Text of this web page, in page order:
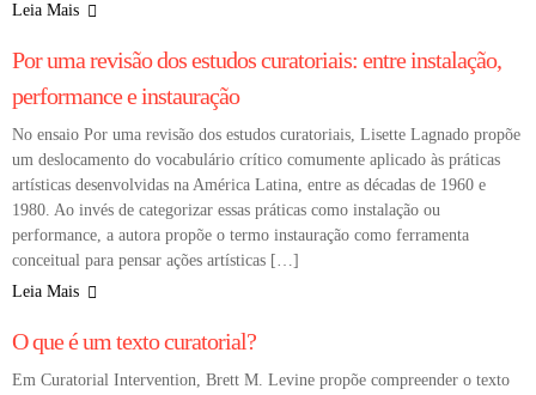
Leia Mais
COLUNA
Por uma revisão dos estudos curatoriais: entre instalação,
performance e instauração
No ensaio Por uma revisão dos estudos curatoriais, Lisette Lagnado propõe
um deslocamento do vocabulário crítico comumente aplicado às práticas
artísticas desenvolvidas na América Latina, entre as décadas de 1960 e
1980. Ao invés de categorizar essas práticas como instalação ou
performance, a autora propõe o termo instauração como ferramenta
conceitual para pensar ações artísticas […]
Leia Mais
DESTAQUES
O que é um texto curatorial?
Em Curatorial Intervention, Brett M. Levine propõe compreender o texto